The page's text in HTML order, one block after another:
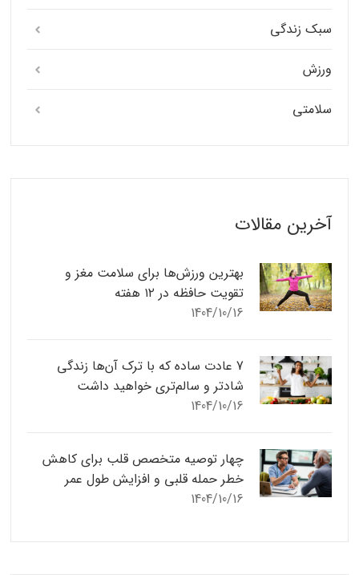
سبک زندگی
ورزش
سلامتی
آخرین مقالات
بهترین ورزش‌ها برای سلامت مغز و
تقویت حافظه در ۱۲ هفته
1404/10/16
7 عادت ساده که با ترک آن‌ها زندگی
شادتر و سالم‌تری خواهید داشت
1404/10/16
چهار توصیه متخصص قلب برای کاهش
خطر حمله قلبی و افزایش طول عمر
1404/10/16